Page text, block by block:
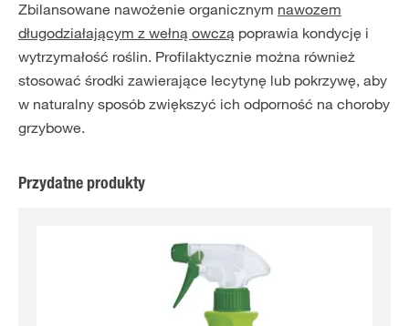
Zbilansowane nawożenie organicznym nawozem
długodziałającym z wełną owczą poprawia kondycję i
wytrzymałość roślin. Profilaktycznie można również
stosować środki zawierające lecytynę lub pokrzywę, aby
w naturalny sposób zwiększyć ich odporność na choroby
grzybowe.
Przydatne produkty